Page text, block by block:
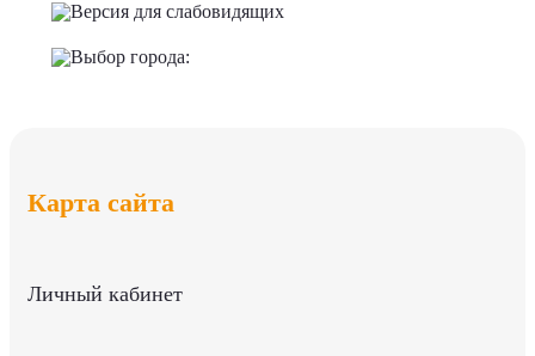
Версия для слабовидящих
Выбор города:
Карта сайта
Личный кабинет